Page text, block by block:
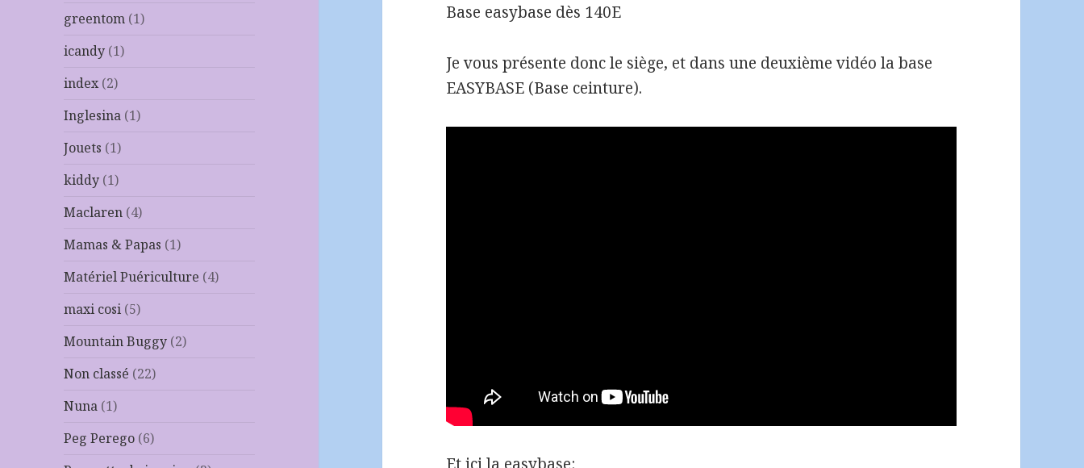
greentom (1)
icandy (1)
index(2)
Inglesina (1)
Jouets (1)
kiddy (1)
Maclaren (4)
Mamas & Papas (1)
Matériel Puériculture (4)
maxi cosi (5)
Mountain Buggy (2)
Non classé (22)
Nuna (1)
Peg Perego (6)
Base easybase dès 140E
Je vous présente donc le siège, et dans une deuxième vidéo la base
EASYBASE (Base ceinture).